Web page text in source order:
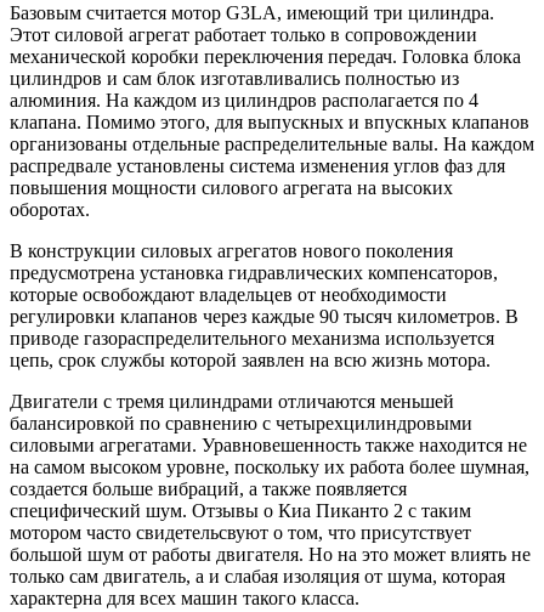
Базовым считается мотор G3LA, имеющий три цилиндра.
Этот силовой агрегат работает только в сопровождении
механической коробки переключения передач. Головка блока
цилиндров и сам блок изготавливались полностью из
алюминия. На каждом из цилиндров располагается по 4
клапана. Помимо этого, для выпускных и впускных клапанов
организованы отдельные распределительные валы. На каждом
распредвале установлены система изменения углов фаз для
повышения мощности силового агрегата на высоких
оборотах.
В конструкции силовых агрегатов нового поколения
предусмотрена установка гидравлических компенсаторов,
которые освобождают владельцев от необходимости
регулировки клапанов через каждые 90 тысяч километров. В
приводе газораспределительного механизма используется
цепь, срок службы которой заявлен на всю жизнь мотора.
Двигатели с тремя цилиндрами отличаются меньшей
балансировкой по сравнению с четырехцилиндровыми
силовыми агрегатами. Уравновешенность также находится не
на самом высоком уровне, поскольку их работа более шумная,
создается больше вибраций, а также появляется
специфический шум. Отзывы о Киа Пиканто 2 с таким
мотором часто свидетельсвуют о том, что присутствует
большой шум от работы двигателя. Но на это может влиять не
только сам двигатель, а и слабая изоляция от шума, которая
характерна для всех машин такого класса.